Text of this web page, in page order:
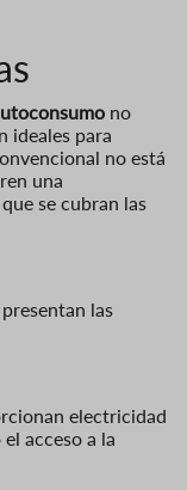
no
ideales para
no está
una
se cubran las
presentan las
electricidad
acceso a la